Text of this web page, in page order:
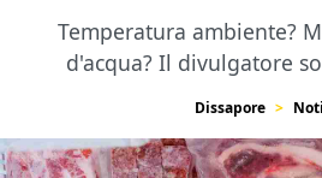
Temperatura ambiente?
d'acqua? Il divulgatore
Dissapore